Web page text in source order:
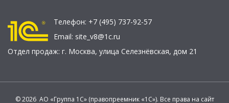
Телефон: +7 (495) 737-92-57
Email: site_v8@1c.ru
Отдел продаж: г. Москва, улица Селезнёвская, дом 21
© 2026 АО «Группа 1С» (правопреемник «1С»). Все права на сайт